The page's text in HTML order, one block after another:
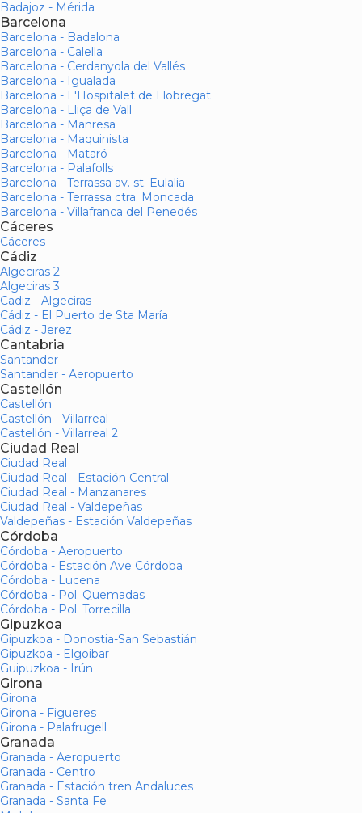
Badajoz - Mérida
Barcelona
Barcelona - Badalona
Barcelona - Calella
Barcelona - Cerdanyola del Vallés
Barcelona - Igualada
Barcelona - L'Hospitalet de Llobregat
Barcelona - Lliça de Vall
Barcelona - Manresa
Barcelona - Maquinista
Barcelona - Mataró
Barcelona - Palafolls
Barcelona - Terrassa av. st. Eulalia
Barcelona - Terrassa ctra. Moncada
Barcelona - Villafranca del Penedés
Cáceres
Cáceres
Cádiz
Algeciras 2
Algeciras 3
Cadiz - Algeciras
Cádiz - El Puerto de Sta María
Cádiz - Jerez
Cantabria
Santander
Santander - Aeropuerto
Castellón
Castellón
Castellón - Villarreal
Castellón - Villarreal 2
Ciudad Real
Ciudad Real
Ciudad Real - Estación Central
Ciudad Real - Manzanares
Ciudad Real - Valdepeñas
Valdepeñas - Estación Valdepeñas
Córdoba
Córdoba - Aeropuerto
Córdoba - Estación Ave Córdoba
Córdoba - Lucena
Córdoba - Pol. Quemadas
Córdoba - Pol. Torrecilla
Gipuzkoa
Gipuzkoa - Donostia-San Sebastián
Gipuzkoa - Elgoibar
Guipuzkoa - Irún
Girona
Girona
Girona - Figueres
Girona - Palafrugell
Granada
Granada - Aeropuerto
Granada - Centro
Granada - Estación tren Andaluces
Granada - Santa Fe